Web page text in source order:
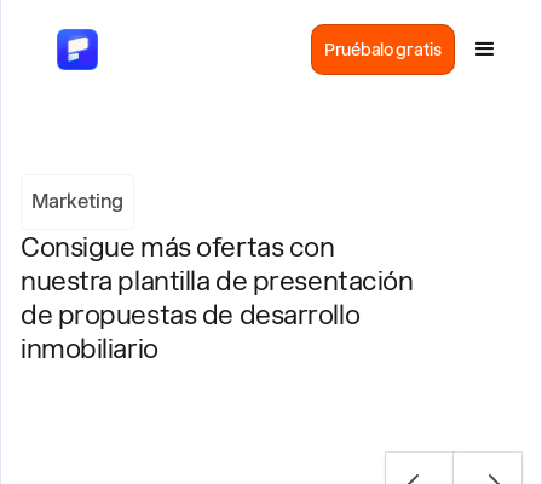
Pruébalo gratis
Marketing
Consigue más ofertas con
nuestra plantilla de presentación
de propuestas de desarrollo
inmobiliario